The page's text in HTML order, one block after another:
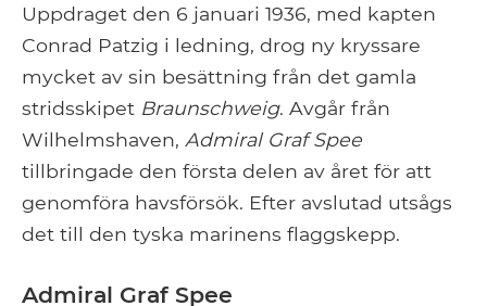
Uppdraget den 6 januari 1936, med kapten
Conrad Patzig i ledning, drog ny kryssare
mycket av sin besättning från det gamla
stridsskipet Braunschweig. Avgår från
Wilhelmshaven, Admiral Graf Spee
tillbringade den första delen av året för att
genomföra havsförsök. Efter avslutad utsågs
det till den tyska marinens flaggskepp.
Admiral Graf Spee